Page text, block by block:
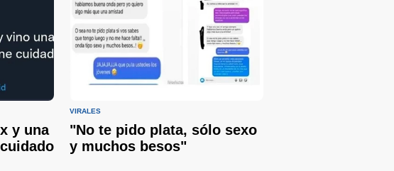
y una
VIRALES
"No te pido plata, sólo sexo
y muchos besos"